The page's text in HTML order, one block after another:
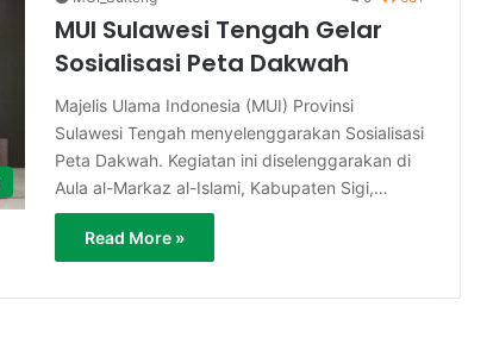
MUI Sulawesi Tengah Gelar
Sosialisasi Peta Dakwah
Majelis Ulama Indonesia (MUI) Provinsi
Sulawesi Tengah menyelenggarakan Sosialisasi
Peta Dakwah. Kegiatan ini diselenggarakan di
Aula al-Markaz al-Islami, Kabupaten Sigi,…
Read More »